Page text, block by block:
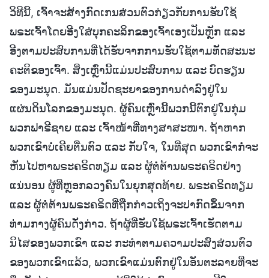
ວິທີນີ້, ເຈົ້າຈະສ້າງກົດເກນສ່ວນຕົວກ່ຽວກັບການຮັບໃຊ້
ພຣະເຈົ້າໂດຍອີງໃສ່ບຸກຄະລິກຂອງເຈົ້າເອງເປັນຫຼັກ ແລະ
ອີງຕາມປະສົບການທີ່ໄດ້ຮັບຈາກການຮັບໃຊ້ຕາມທັດສະນະ
ຄະຕິຂອງເຈົ້າ. ສິ່ງເຫຼົ່ານີ້ແມ່ນປະສົບການ ແລະ ບົດຮຽນ
ຂອງມະນຸດ. ມັນແມ່ນປັດຊະຍາຂອງການດໍາລົງຢູ່ໃນ
ແຜ່ນດິນໂລກຂອງມະນຸດ. ຜູ້ຄົນເຫຼົ່ານີ້ພວກນີ້ຕົກຢູ່ໃນກຸ່ມ
ພວກຟາຣີຊາຍ ແລະ ເຈົ້າໜ້າທີ່ທາງສາສະໜາ. ຖ້າຫາກ
ພວກເຂົາບໍ່ເຄີຍຕື່ນຕົວ ແລະ ກັບໃຈ, ໃນທີ່ສຸດ ພວກເຂົາກໍ່ຈະ
ຫັນໄປຫາພຣະຄຣິດທຽມ ແລະ ຜູ້ຕໍ່ຕ້ານພຣະຄຣິດຢ່າງ
ແນ່ນອນ ຜູ້ທີ່ຫຼອກລວງຄົນໃນຍຸກສຸດທ້າຍ. ພຣະຄຣິດທຽມ
ແລະ ຜູ້ຕໍ່ຕ້ານພຣະຄຣິດທີ່ຖືກກ່າວເຖິງຈະປາກົດຂຶ້ນຈາກ
ທ່າມກາງຜູ້ຄົນດັ່ງກ່າວ. ຖ້າຜູ້ທີ່ຮັບໃຊ້ພຣະເຈົ້າເຮັດຕາມ
ນິໄສຂອງພວກເຂົາ ແລະ ກະທໍາຕາມຄວາມປະສົງສ່ວນຕົວ
ຂອງພວກເຂົາແລ້ວ, ພວກເຂົາແມ່ນຕົກຢູ່ໃນອັນຕະລາຍທີ່ຈະ